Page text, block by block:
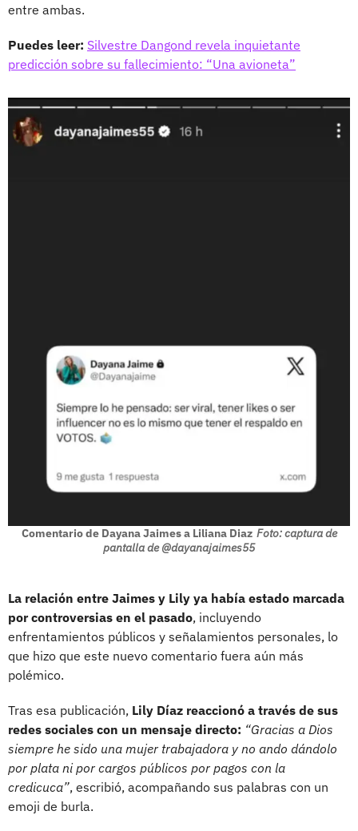
entre ambas.
Puedes leer: Silvestre Dangond revela inquietante
predicción sobre su fallecimiento: “Una avioneta”
Comentario de Dayana Jaimes a Liliana Diaz Foto: captura de
pantalla de @dayanajaimes55
La relación entre Jaimes y Lily ya había estado marcada
por controversias en el pasado, incluyendo
enfrentamientos públicos y señalamientos personales, lo
que hizo que este nuevo comentario fuera aún más
polémico.
Tras esa publicación, Lily Díaz reaccionó a través de sus
redes sociales con un mensaje directo: “Gracias a Dios
siempre he sido una mujer trabajadora y no ando dándolo
por plata ni por cargos públicos por pagos con la
credicuca”, escribió, acompañando sus palabras con un
emoji de burla.